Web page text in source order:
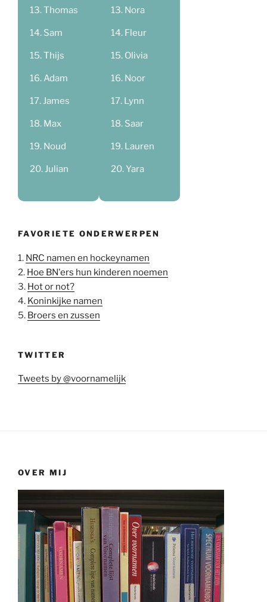
Thomas
Sam
Thijs
Adam
James
Max
Noud
Julian
Nora
Fleur
Olivia
Noor
Lynn
Saar
Lauren
Yara
FAVORIETE ONDERWERPEN
1. NRC namen en hockeynamen
2. Hoe BN'ers hun kinderen noemen
3. Hot or not?
4. Koninkijke namen
5. Broers en zussen
TWITTER
Tweets by @voornamelijk
OVER MIJ